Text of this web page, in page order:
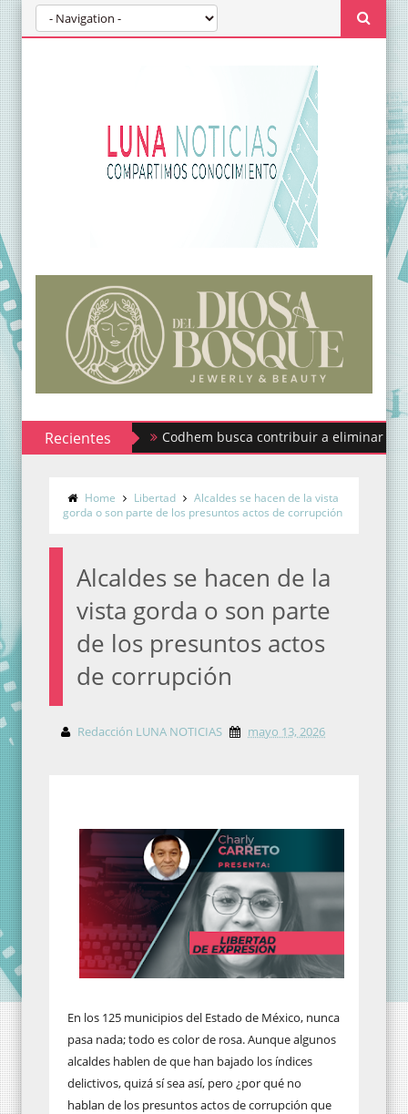
RecientesCodhem busca contribuir a eliminar los
Home Libertad
Alcaldes se hacen de la vista
gorda o son parte de los presuntos actos de corrupción
Alcaldes se hacen de la
vista gorda o son parte
de los presuntos actos
de corrupción
Redacción LUNA NOTICIAS mayo 13, 2026
En los 125 municipios del Estado de México, nunca
pasa nada; todo es color de rosa. Aunque algunos
alcaldes hablen de que han bajado los índices
delictivos, quizá sí sea así, pero ¿por qué no
hablan de los presuntos actos de corrupción que